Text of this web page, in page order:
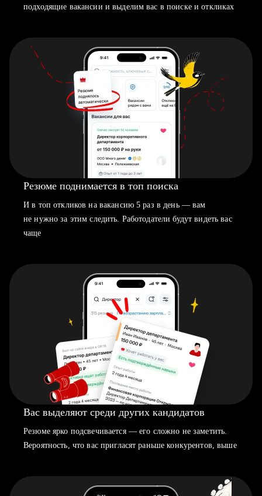
подходящие вакансии и выделим вас в поиске и откликах
Резюме поднимается в топ поиска
И в топ откликов на вакансию 5 раз в день — вам
не нужно за этим следить. Работодатели будут видеть вас
чаще
Вас выделяют среди других кандидатов
Резюме ярко подсвечивается — его сложно не заметить.
Вероятность, что вас пригласят раньше конкурентов, выше